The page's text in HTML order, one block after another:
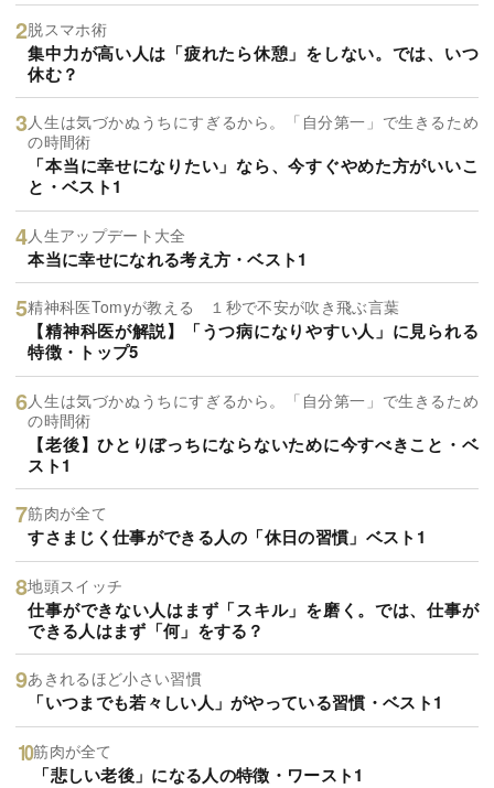
脱スマホ術
集中力が高い人は「疲れたら休憩」をしない。では、いつ
休む？
人生は気づかぬうちにすぎるから。「自分第一」で生きるため
の時間術
「本当に幸せになりたい」なら、今すぐやめた方がいいこ
と・ベスト1
人生アップデート大全
本当に幸せになれる考え方・ベスト1
精神科医Tomyが教える １秒で不安が吹き飛ぶ言葉
【精神科医が解説】「うつ病になりやすい人」に見られる
特徴・トップ5
人生は気づかぬうちにすぎるから。「自分第一」で生きるため
の時間術
【老後】ひとりぼっちにならないために今すべきこと・ベ
スト1
筋肉が全て
すさまじく仕事ができる人の「休日の習慣」ベスト1
地頭スイッチ
仕事ができない人はまず「スキル」を磨く。では、仕事が
できる人はまず「何」をする？
あきれるほど小さい習慣
「いつまでも若々しい人」がやっている習慣・ベスト1
筋肉が全て
「悲しい老後」になる人の特徴・ワースト1